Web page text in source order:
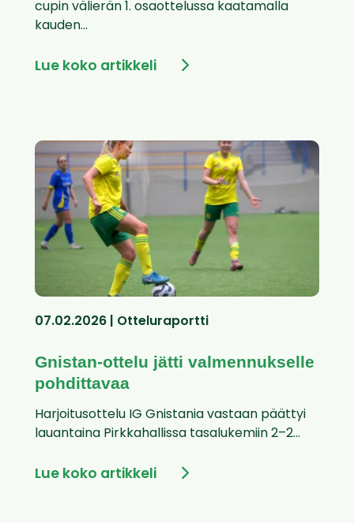
cupin välierän 1. osaottelussa kaatamalla
kauden...
Lue koko artikkeli
07.02.2026 | Otteluraportti
Gnistan-ottelu jätti valmennukselle
pohdittavaa
Harjoitusottelu IG Gnistania vastaan päättyi
lauantaina Pirkkahallissa tasalukemiin 2–2...
Lue koko artikkeli